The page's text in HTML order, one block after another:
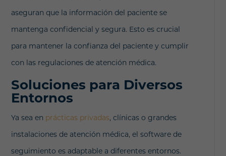
aseguran que la información del paciente se
mantenga confidencial y segura. Esto es crucial
para mantener la confianza del paciente y cumplir
con las regulaciones de atención médica.
Soluciones para Diversos
Entornos
Ya sea en prácticas privadas, clínicas o grandes
instalaciones de atención médica, el software de
seguimiento es adaptable a diferentes entornos.